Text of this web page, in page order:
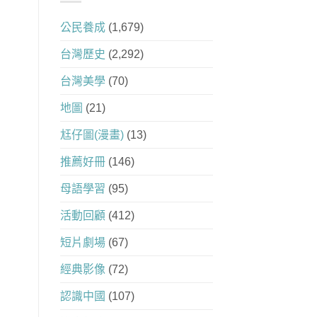
公民養成(1,679)
台灣歷史 (2,292)
台灣美學(70)
地圖 (21)
尪仔圖(漫畫)(13)
推薦好冊(146)
母語學習 (95)
活動回顧 (412)
短片劇場(67)
經典影像 (72)
認識中國 (107)